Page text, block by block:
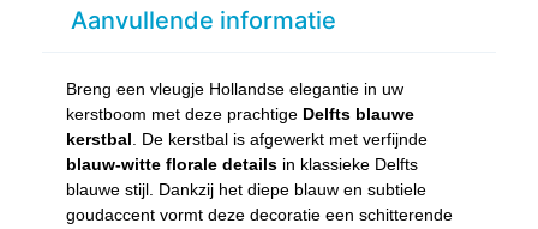
Aanvullende informatie
Breng een vleugje Hollandse elegantie in uw
kerstboom met deze prachtige Delfts blauwe
kerstbal. De kerstbal is afgewerkt met verfijnde
blauw-witte florale details in klassieke Delfts
blauwe stijl. Dankzij het diepe blauw en subtiele
goudaccent vormt deze decoratie een schitterende